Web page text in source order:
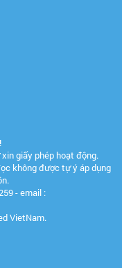
giấy phép hoạt động.
không được tự ý áp dụng
- email :
VietNam.